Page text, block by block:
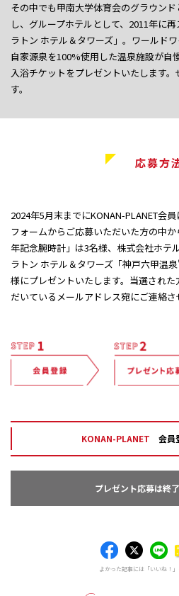
その中でも甲南大学体育会のグラウン
し、グループホテルとして、2011年に
ラトン ホテル＆タワーズ」。ワールド
自家源泉を100%使用した温泉施設が自
入浴チケットをプレゼントいたします
す。
応募方
2024年5月末までにKONAN-PLANET会
フォームからご応募いただいた方の中
年記念腕時計」は3名様、株式会社ホ
ラトン ホテル＆タワーズ「神戸六甲温
様にプレゼントいたします。当選され
だいているメールアドレス宛にご連絡さ
KONAN-PLANET 会員
プレゼント応募は終了
よかった記事には「いいね！